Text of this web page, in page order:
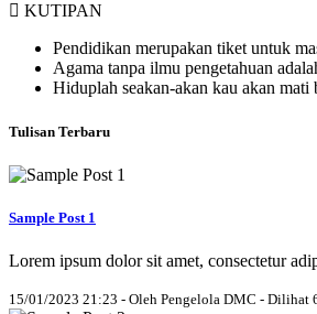
KUTIPAN
Pendidikan merupakan tiket untuk
Agama tanpa ilmu pengetahuan
Hiduplah seakan-akan kau akan mati
Tulisan Terbaru
Sample Post 1
Lorem ipsum dolor sit amet, consectetur
15/01/2023 21:23 - Oleh Pengelola DMC - Dilihat